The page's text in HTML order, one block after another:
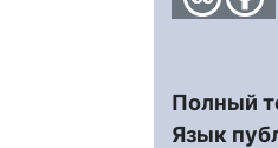
Полный
Язык